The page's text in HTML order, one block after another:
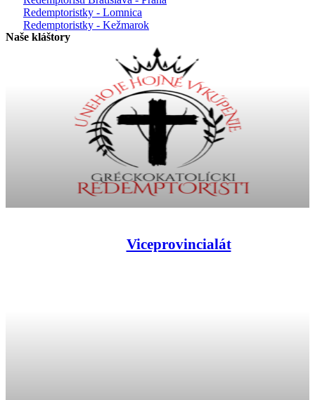
Redemptoristky - Lomnica
Redemptoristky - Kežmarok
Naše kláštory
Viceprovincialát